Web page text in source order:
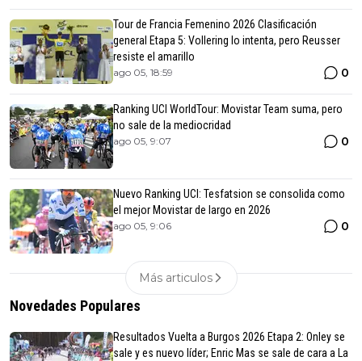
Tour de Francia Femenino 2026 Clasificación
general Etapa 5: Vollering lo intenta, pero Reusser
resiste el amarillo
ago 05, 18:59 0
Ranking UCI WorldTour: Movistar Team suma, pero
no sale de la mediocridad
ago 05, 9:07 0
Nuevo Ranking UCI: Tesfatsion se consolida como
el mejor Movistar de largo en 2026
ago 05, 9:06 0
Más articulos
Novedades Populares
Resultados Vuelta a Burgos 2026 Etapa 2: Onley se
sale y es nuevo líder; Enric Mas se sale de cara a La